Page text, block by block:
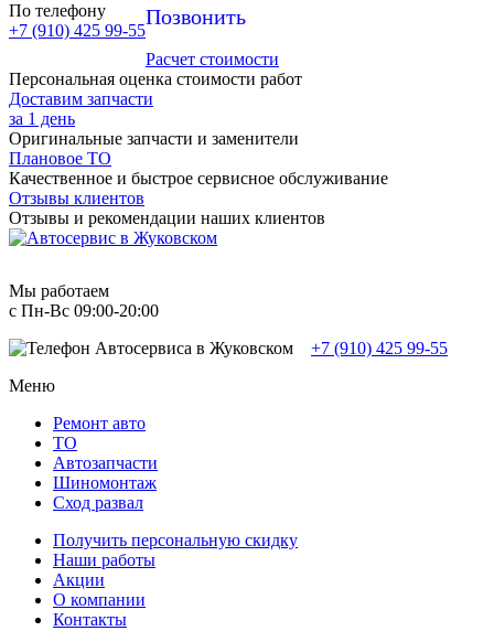
По телефону
+7 (910) 425 99-55
Позвонить
Расчет стоимости
Персональная оценка стоимости работ
Доставим запчасти
за 1 день
Оригинальные запчасти и заменители
Плановое ТО
Качественное и быстрое сервисное обслуживание
Отзывы клиентов
Отзывы и рекомендации наших клиентов
Мы работаем
с Пн-Вc 09:00-20:00
+7 (910) 425 99-55
Меню
Ремонт авто
TO
Автозапчасти
Шиномонтаж
Сход развал
Получить персональную скидку
Наши работы
Акции
О компании
Контакты